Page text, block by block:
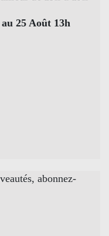
25 Août 13h
abonnez-